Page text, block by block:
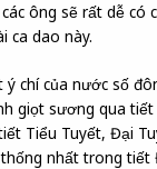
ông sẽ rất dễ có
ca dao này.
chí của nước số
giọt sương qua tiết
Tiểu Tuyết, Đại
nhất trong tiết